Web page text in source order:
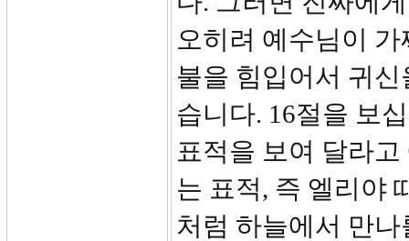
오히려 예수님이
불을 힘입어서 귀
습니다. 16절을 보
표적을 보여 달라
는 표적, 즉 엘리야
처럼 하늘에서 만